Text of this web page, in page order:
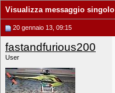
Visualizza messaggio singolo
20 gennaio 13, 09:15
fastandfurious200
User